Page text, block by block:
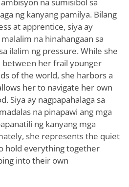
ng kanyang pamilya. Bilang
at apprentice, siya ay
na hinahangaan sa
ilalim ng pressure. While she
between her frail younger
of the world, she harbors a
her to navigate her own
Siya ay nagpapahalaga sa
na pinapawi ang mga
ng kanyang mga
she represents the quiet
hold everything together
into their own